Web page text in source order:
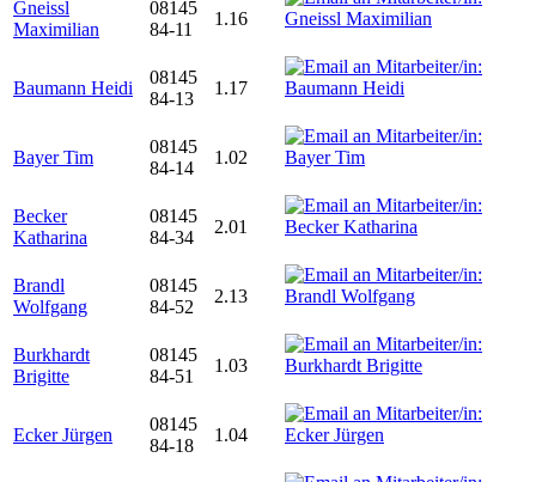
Gneissl
Maximilian
08145
84-11
1.16
Baumann Heidi
08145
84-13
1.17
Bayer Tim
08145
84-14
1.02
Becker
Katharina
08145
84-34
2.01
Brandl
Wolfgang
08145
84-52
2.13
Burkhardt
Brigitte
08145
84-51
1.03
Ecker Jürgen
08145
84-18
1.04